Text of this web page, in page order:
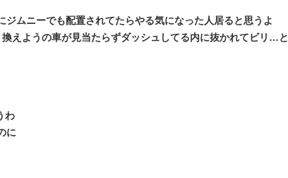
ムニーでも配置されてたらやる気になった人居ると思うよ
えようの車が見当たらずダッシュしてる内に抜かれてビリ…と
わ
に